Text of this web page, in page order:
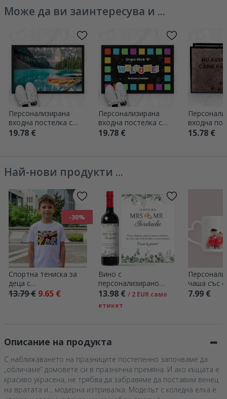
Може да ви заинтересува и ...
Персонализирана
входна постелка с
фотография
19.78 €
Персонализирана
входна постелка с
текст - Детска
19.78 €
входна
вътрешно
15.78 €
Най-нови продукти ...
-30%
Спортна тениска за
деца с
персонализирана
13.79 € 9.65 €
Вино с
персонализирано
послание – „Mrs & Mr“
13.98 € / 2 EUR само
етикет
чаша със
текст –
7.99 €
Описание на продукта
С наближаването на празниците постепенно започваме да
„обличаме“ домовете си в празнична премяна. И ако къщата е
красиво украсена, не трябва да забравяме да поставим венец
на вратата и... модерна изтривалка. Моделът с коледна елха е